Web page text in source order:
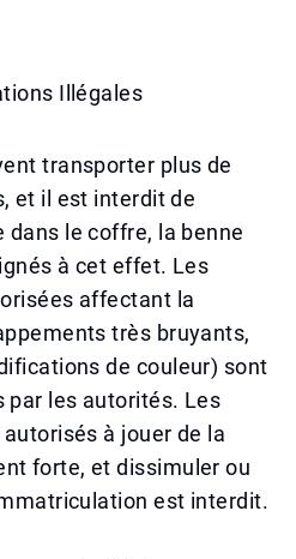
Illégales
transporter plus de
et il est interdit de
le coffre, la benne
à cet effet. Les
affectant la
très bruyants,
de couleur) sont
par les autorités. Les
à jouer de la
forte, et dissimuler ou
est interdit.